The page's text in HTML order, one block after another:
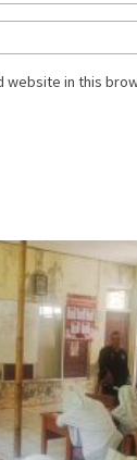
website in this